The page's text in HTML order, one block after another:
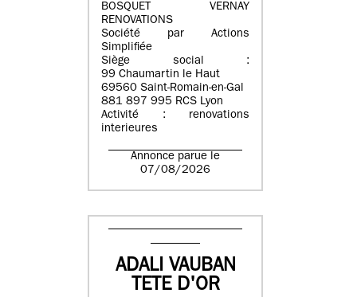
BOSQUET VERNAY
RENOVATIONS
Société par Actions
Simplifiée
Siège social :
99 Chaumartin le Haut
69560 Saint-Romain-en-Gal
881 897 995 RCS Lyon
Activité : renovations
interieures
Annonce parue le
07/08/2026
ADALI VAUBAN
TETE D'OR